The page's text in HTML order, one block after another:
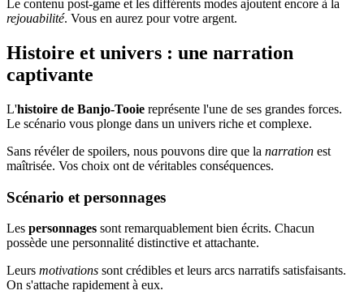
Le contenu post-game et les différents modes ajoutent encore à la
rejouabilité. Vous en aurez pour votre argent.
Histoire et univers : une narration
captivante
L'histoire de Banjo-Tooie représente l'une de ses grandes forces.
Le scénario vous plonge dans un univers riche et complexe.
Sans révéler de spoilers, nous pouvons dire que la narration est
maîtrisée. Vos choix ont de véritables conséquences.
Scénario et personnages
Les personnages sont remarquablement bien écrits. Chacun
possède une personnalité distinctive et attachante.
Leurs motivations sont crédibles et leurs arcs narratifs satisfaisants.
On s'attache rapidement à eux.